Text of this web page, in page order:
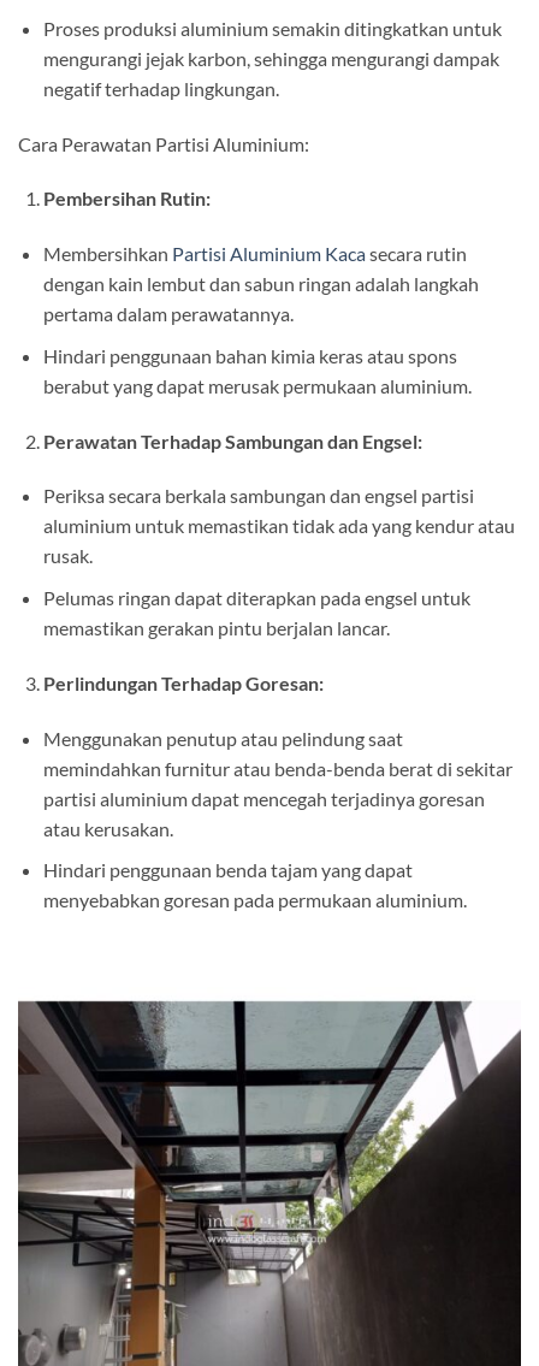
Proses produksi aluminium semakin ditingkatkan untuk
mengurangi jejak karbon, sehingga mengurangi dampak
negatif terhadap lingkungan.
Cara Perawatan Partisi Aluminium:
Pembersihan Rutin:
Membersihkan Partisi Aluminium Kacasecara rutin
dengan kain lembut dan sabun ringan adalah langkah
pertama dalam perawatannya.
Hindari penggunaan bahan kimia keras atau spons
berabut yang dapat merusak permukaan aluminium.
Perawatan Terhadap Sambungan dan Engsel:
Periksa secara berkala sambungan dan engsel partisi
aluminium untuk memastikan tidak ada yang kendur atau
rusak.
Pelumas ringan dapat diterapkan pada engsel untuk
memastikan gerakan pintu berjalan lancar.
Perlindungan Terhadap Goresan:
Menggunakan penutup atau pelindung saat
memindahkan furnitur atau benda-benda berat di sekitar
partisi aluminium dapat mencegah terjadinya goresan
atau kerusakan.
Hindari penggunaan benda tajam yang dapat
menyebabkan goresan pada permukaan aluminium.